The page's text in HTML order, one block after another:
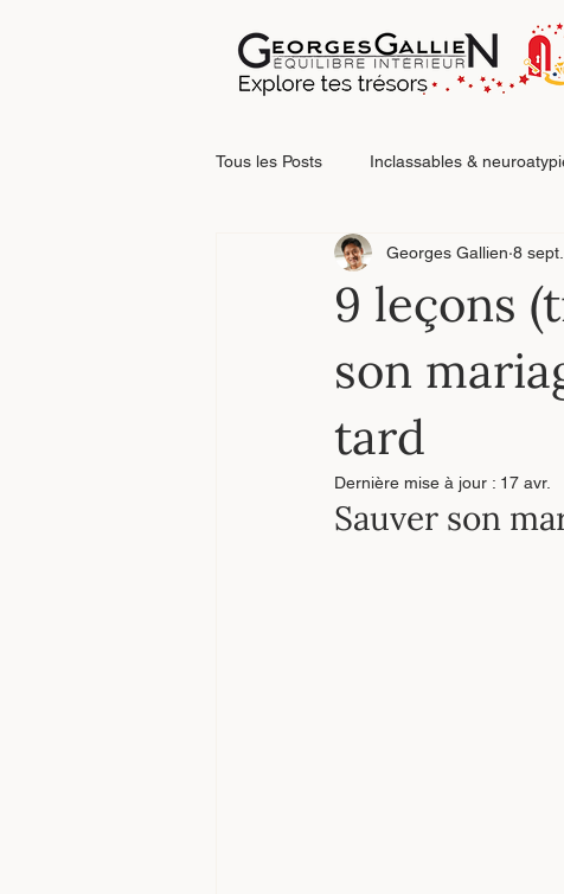
Tous les Posts Inclassables &
Relations & blessures relationnelle
9 leçons
son
tard
Georges Gallien 8
Dernière mise à jour : 17 avr.
Sauver son